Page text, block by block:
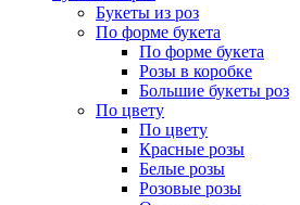
Букеты из роз
По форме букета
По форме букета
Розы в коробке
Большие букеты роз
По цвету
По цвету
Красные розы
Белые розы
Розовые розы